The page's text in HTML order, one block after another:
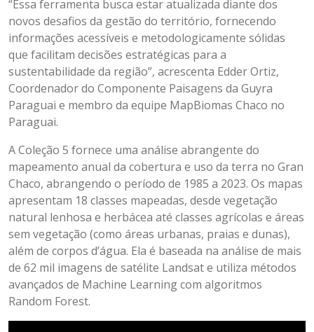
“Essa ferramenta busca estar atualizada diante dos
novos desafios da gestão do território, fornecendo
informações acessíveis e metodologicamente sólidas
que facilitam decisões estratégicas para a
sustentabilidade da região”, acrescenta Edder Ortiz,
Coordenador do Componente Paisagens da Guyra
Paraguai e membro da equipe MapBiomas Chaco no
Paraguai.
A Coleção 5 fornece uma análise abrangente do
mapeamento anual da cobertura e uso da terra no Gran
Chaco, abrangendo o período de 1985 a 2023. Os mapas
apresentam 18 classes mapeadas, desde vegetação
natural lenhosa e herbácea até classes agrícolas e áreas
sem vegetação (como áreas urbanas, praias e dunas),
além de corpos d’água. Ela é baseada na análise de mais
de 62 mil imagens de satélite Landsat e utiliza métodos
avançados de Machine Learning com algoritmos
Random Forest.